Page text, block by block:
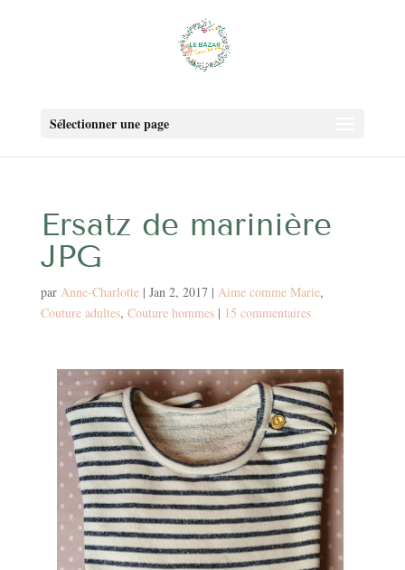
Sélectionner une page
Ersatz de marinière
JPG
par Anne-Charlotte| Jan 2, 2017| Aime comme Marie,
Couture adultes, Couture hommes| 15 commentaires